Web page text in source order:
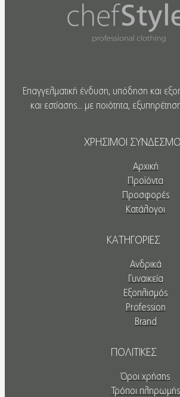
Επαγγελματική ένδυση, υπόδηση και
και εστίασης... με ποιότητα,
ΧΡΗΣΙΜΟΙ ΣΥΝΔΕΣΜΟΙ
Αρχική
Προϊόντα
Προσφορές
Κατάλογοι
ΚΑΤΗΓΟΡΙΕΣ
Ανδρικά
Γυναικεία
Εξοπλισμός
Profession
Brand
ΠΟΛΙΤΙΚΕΣ
Όροι χρήσης
Τρόποι πληρωμής